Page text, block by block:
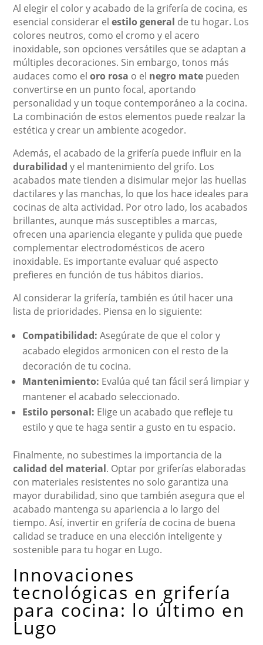
Al elegir el color y acabado de la grifería de cocina, es
esencial considerar elestilo general de tu hogar. Los
colores neutros, como el cromo y el acero
inoxidable, son opciones versátiles que se adaptan a
múltiples decoraciones. Sin embargo, tonos más
audaces como eloro rosa o el negro mate pueden
convertirse en un punto focal, aportando
personalidad y un toque contemporáneo a la cocina.
La combinación de estos elementos puede realzar la
estética y crear un ambiente acogedor.
Además, el acabado de la grifería puede influir en la
durabilidad y el mantenimiento del grifo. Los
acabados mate tienden a disimular mejor las huellas
dactilares y las manchas, lo que los hace ideales para
cocinas de alta actividad. Por otro lado, los acabados
brillantes, aunque más susceptibles a marcas,
ofrecen una apariencia elegante y pulida que puede
complementar electrodomésticos de acero
inoxidable. Es importante evaluar qué aspecto
prefieres en función de tus hábitos diarios.
Al considerar la grifería, también es útil hacer una
lista de prioridades. Piensa en lo siguiente:
Compatibilidad: Asegúrate de que el color y
acabado elegidos armonicen con el resto de la
decoración de tu cocina.
Mantenimiento: Evalúa qué tan fácil será limpiar y
mantener el acabado seleccionado.
Estilo personal: Elige un acabado que refleje tu
estilo y que te haga sentir a gusto en tu espacio.
Finalmente, no subestimes la importancia de la
calidad del material. Optar por griferías elaboradas
con materiales resistentes no solo garantiza una
mayor durabilidad, sino que también asegura que el
acabado mantenga su apariencia a lo largo del
tiempo. Así, invertir en grifería de cocina de buena
calidad se traduce en una elección inteligente y
sostenible para tu hogar en Lugo.
Innovaciones
tecnológicas en grifería
para cocina: lo último en
Lugo